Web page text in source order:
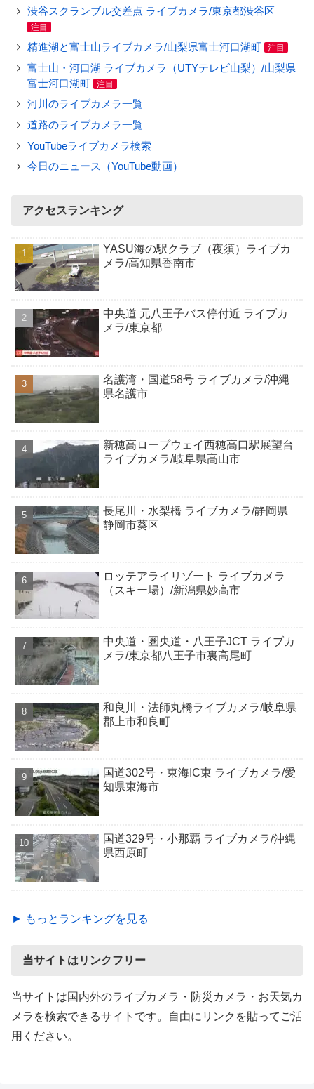
渋谷スクランブル交差点 ライブカメラ/東京都渋谷区
注目
精進湖と富士山ライブカメラ/山梨県富士河口湖町 注目
富士山・河口湖 ライブカメラ（UTYテレビ山梨）/山梨県
富士河口湖町
注目
河川のライブカメラ一覧
道路のライブカメラ一覧
YouTubeライブカメラ検索
今日のニュース（YouTube動画）
アクセスランキング
YASU海の駅クラブ（夜須）ライブカ
メラ/高知県香南市
中央道 元八王子バス停付近 ライブカ
メラ/東京都
名護湾・国道58号 ライブカメラ/沖縄
県名護市
新穂高ロープウェイ西穂高口駅展望台
ライブカメラ/岐阜県高山市
長尾川・水梨橋 ライブカメラ/静岡県
静岡市葵区
ロッテアライリゾート ライブカメラ
（スキー場）/新潟県妙高市
中央道・圏央道・八王子JCT ライブカ
メラ/東京都八王子市裏高尾町
和良川・法師丸橋ライブカメラ/岐阜県
郡上市和良町
国道302号・東海IC東 ライブカメラ/愛
知県東海市
国道329号・小那覇 ライブカメラ/沖縄
県西原町
► もっとランキングを見る
当サイトはリンクフリー
当サイトは国内外のライブカメラ・防災カメラ・お天気カ
メラを検索できるサイトです。自由にリンクを貼ってご活
用ください。